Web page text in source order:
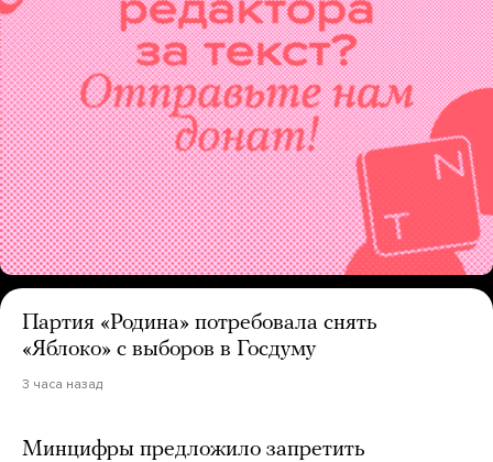
Партия «Родина» потребовала снять
«Яблоко» с выборов в Госдуму
3 часа назад
Минцифры предложило запретить